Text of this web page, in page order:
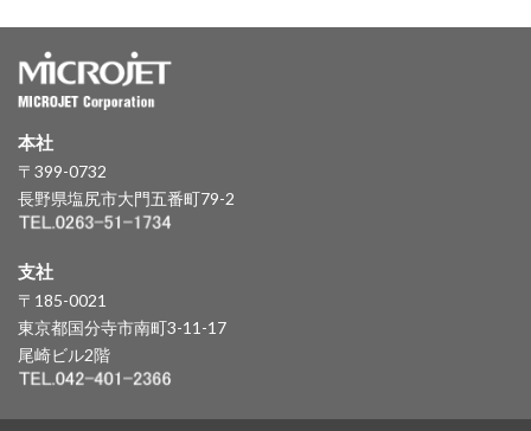
本社
〒399-0732
長野県塩尻市大門五番町79-2
支社
〒185-0021
東京都国分寺市南町3-11-17
尾崎ビル2階